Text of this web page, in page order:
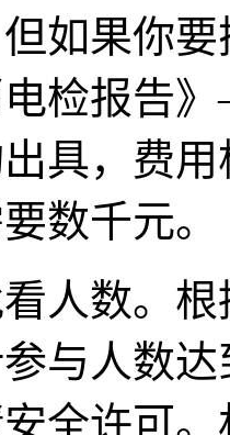
如果你
电检报告
具，费
数千元。
人数。
与人数
全许可